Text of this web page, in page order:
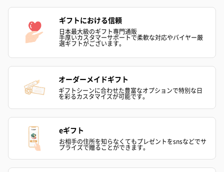
ギフトにおける信頼
日本最大級のギフト専門通販
手厚いカスタマーサポートで柔軟な対応やバイヤー厳
選ギフトがございます。
オーダーメイドギフト
ギフトシーンに合わせた豊富なオプションで特別な日
を彩るカスタマイズが可能です。
eギフト
お相手の住所を知らなくてもプレゼントをsnsなどでサ
プライズで贈ることができます。